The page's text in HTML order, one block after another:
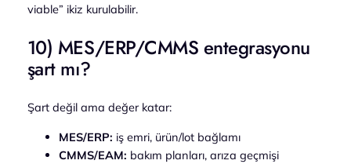
viable” ikiz kurulabilir.
10) MES/ERP/CMMS entegrasyonu
şart mı?
Şart değil ama değer katar:
MES/ERP: iş emri, ürün/lot bağlamı
CMMS/EAM: bakım planları, arıza geçmişi